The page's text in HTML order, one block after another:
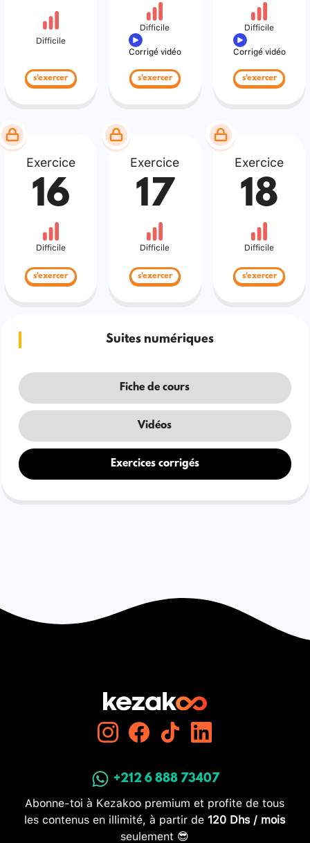
Difficile
s'exercer
Difficile
Corrigé vidéo
s'exercer
Difficile
Corrigé vidéo
s'exercer
Exercice
16
Difficile
s'exercer
Exercice
17
Difficile
s'exercer
Exercice
18
Difficile
s'exercer
Suites numériques
Fiche de cours
Vidéos
Exercices corrigés
+212 6 888 73407
Abonne-toi à Kezakoo premium et profite de tous
les contenus en illimité, à partir de 120 Dhs / mois
seulement 😎